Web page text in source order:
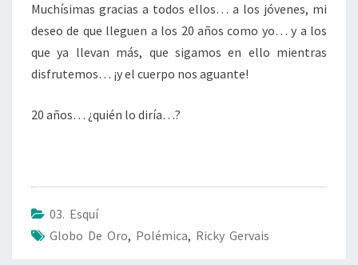
Muchísimas gracias a todos ellos… a los jóvenes, mi
deseo de que lleguen a los 20 años como yo… y a los
que ya llevan más, que sigamos en ello mientras
disfrutemos… ¡y el cuerpo nos aguante!
20 años… ¿quién lo diría…?
03. Esquí
Globo De Oro, Polémica, Ricky Gervais